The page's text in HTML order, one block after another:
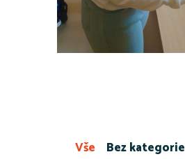
Bez kategorie
Vše